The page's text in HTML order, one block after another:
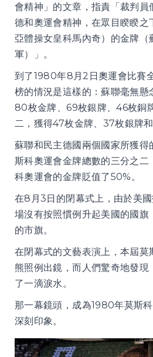
會精神」的文章，指責「裁判員
德和奧運會精神，在眾目睽睽之
亞體操女皇科馬內奇）的金牌（
軍）」。
到了1980年8月2日奧運會比賽
榜的情況是這樣的：蘇聯毫無懸
80枚金牌、69枚銀牌、46枚銅
二，獲得47枚金牌、37枚銀牌和
蘇聯和民主德國兩個國家所獲得
斯科奧運會金牌總數的三分之二
科奧運會的金牌貶值了50%。
在8月3日的閉幕式上，由於美
場沒有按照慣例升起美國的國旗
的市旗。
在閉幕式的文藝表演上，本屆莫
熊照例出鏡，而人們驚奇地發現
了一滴淚水。
那一幕鏡頭，成為1980年莫斯
深刻印象。